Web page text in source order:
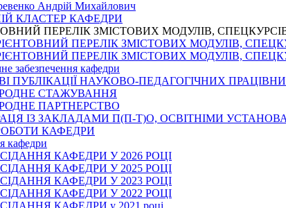
Андрій Михайлович
КЛАСТЕР КАФЕДРИ
ПЕРЕЛІК ЗМІСТОВИХ МОДУЛІВ,
ПЕРЕЛІК ЗМІСТОВИХ МОДУЛІВ,
ПЕРЕЛІК ЗМІСТОВИХ МОДУЛІВ,
забезпечення кафедри
ПУБЛІКАЦІЇ НАУКОВО-ПЕДАГОГІЧНИХ
СТАЖУВАННЯ
ПАРТНЕРСТВО
ІЗ ЗАКЛАДАМИ П(П-Т)О, ОСВІТНІМИ
КАФЕДРИ
кафедри
КАФЕДРИ У 2026 РОЦІ
КАФЕДРИ У 2025 РОЦІ
КАФЕДРИ У 2023 РОЦІ
КАФЕДРИ У 2022 РОЦІ
КАФЕДРИ у 2021 році